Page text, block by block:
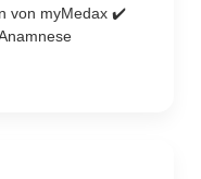
von myMedax ✔️